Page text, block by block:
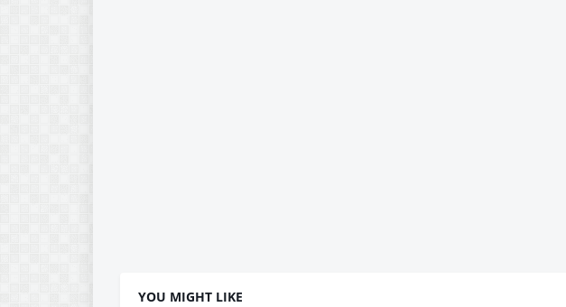
YOU MIGHT LIKE